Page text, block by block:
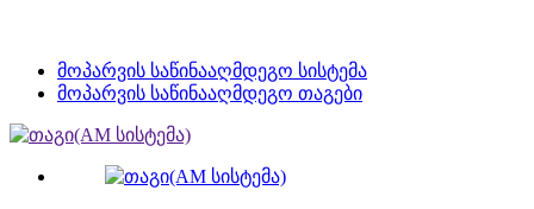
მოპარვის საწინააღმდეგო სისტემა
მოპარვის საწინააღმდეგო თაგები